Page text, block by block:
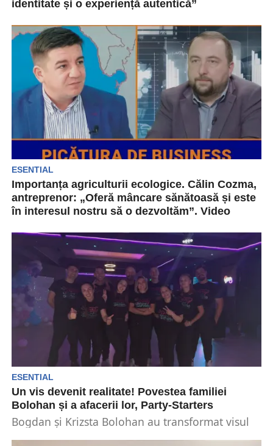
identitate și o experiență autentică”
fondat în 2019, de un absolvent de arhitectură
din...
ESENTIAL
Importanța agriculturii ecologice. Călin Cozma,
antreprenor: „Oferă mâncare sănătoasă și este
în interesul nostru să o dezvoltăm”. Video
difuzată o nouă ediție a podcastului „Picătura
ESENTIAL
Un vis devenit realitate! Povestea familiei
Bolohan și a afacerii lor, Party-Starters
Bogdan și Krizsta Bolohan au transformat visul